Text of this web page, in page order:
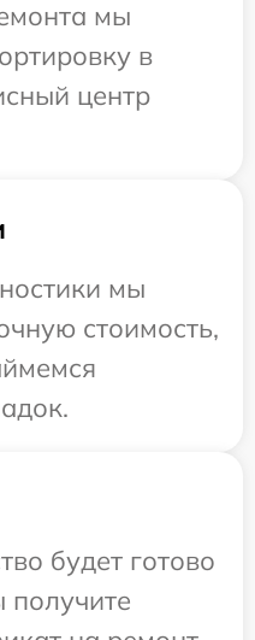
мы
в
центр
мы
стоимость,
будет готово
получите